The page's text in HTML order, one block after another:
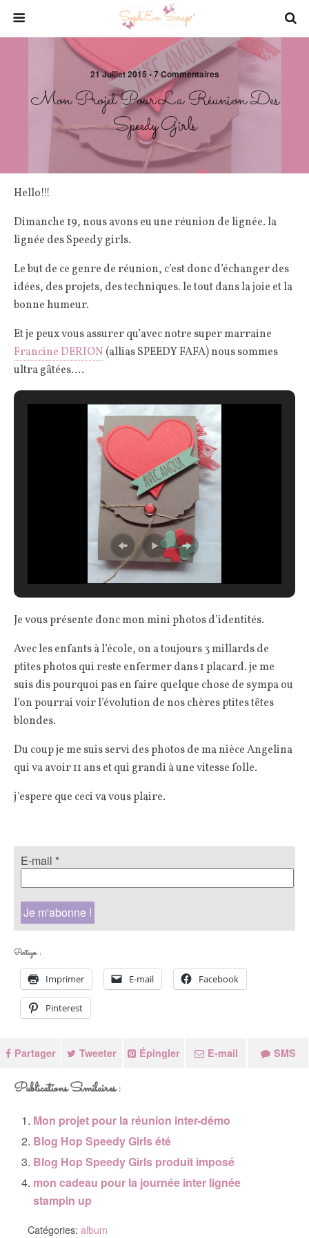
21 Juillet 2015 • 7 Commentaires
Mon Projet Pour La Réunion Des
Speedy Girls
Hello!!!
Dimanche 19, nous avons eu une réunion de lignée. la
lignée des Speedy girls.
Le but de ce genre de réunion, c’est donc d’échanger des
idées, des projets, des techniques. le tout dans la joie et la
bonne humeur.
Et je peux vous assurer qu’avec notre super marraine
Francine DERION (allias SPEEDY FAFA) nous sommes
ultra gâtées….
Je vous présente donc mon mini photos d’identités.
Avec les enfants à l’école, on a toujours 3 millards de
ptites photos qui reste enfermer dans 1 placard. je me
suis dis pourquoi pas en faire quelque chose de sympa ou
l’on pourrai voir l’évolution de nos chères ptites têtes
blondes.
Du coup je me suis servi des photos de ma nièce Angelina
qui va avoir 11 ans et qui grandi à une vitesse folle.
j’espere que ceci va vous plaire.
E-mail *
Partager :
Imprimer E-mail Facebook
Pinterest
Partager Tweeter Épingler E-mail SMS
Publications Similaires :
Mon projet pour la réunion inter-démo
Blog Hop Speedy Girls été
Blog Hop Speedy Girls produit imposé
mon cadeau pour la journée inter lignée
stampin up
Catégories: album